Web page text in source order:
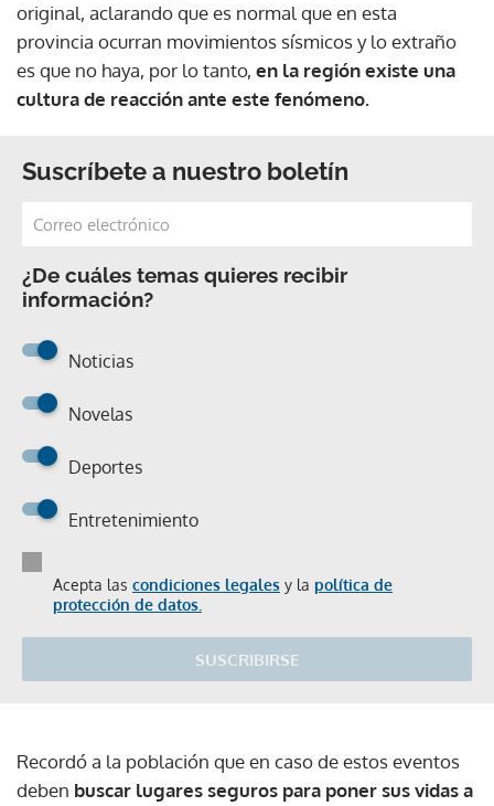
original, aclarando que es normal que en esta
provincia ocurran movimientos sísmicos y lo extraño
es que no haya, por lo tanto, en la región existe una
cultura de reacción ante este fenómeno.
Suscríbete a nuestro boletín
¿De cuáles temas quieres recibir
información?
Noticias
Novelas
Deportes
Entretenimiento
Acepta las condiciones legales y la política de
protección de datos.
SUSCRIBIRSE
Recordó a la población que en caso de estos eventos
deben buscar lugares seguros para poner sus vidas a